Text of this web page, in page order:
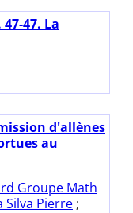
47. La
d'allènes
au
Groupe Math
Silva Pierre ;